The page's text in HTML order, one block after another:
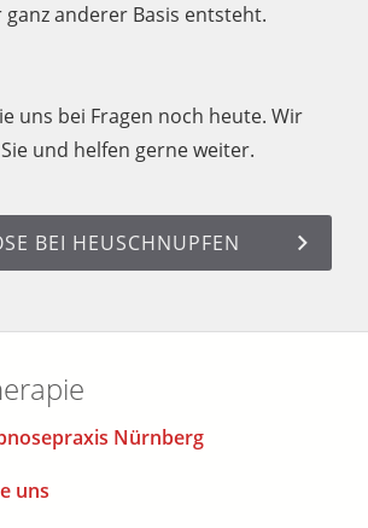
ganz anderer Basis entsteht.
uns bei Fragen noch heute. Wir
und helfen gerne weiter.
BEI HEUSCHNUPFEN
Nürnberg
uns